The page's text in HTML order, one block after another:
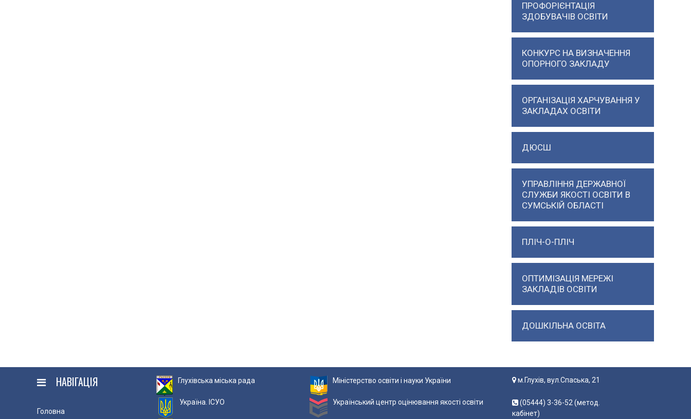
ПРОФОРІЄНТАЦІЯ
ЗДОБУВАЧІВ ОСВІТИ
КОНКУРС НА ВИЗНАЧЕННЯ
ОПОРНОГО ЗАКЛАДУ
ОРГАНІЗАЦІЯ ХАРЧУВАННЯ У
ЗАКЛАДАХ ОСВІТИ
ДЮСШ
УПРАВЛІННЯ ДЕРЖАВНОЇ
СЛУЖБИ ЯКОСТІ ОСВІТИ В
СУМСЬКІЙ ОБЛАСТІ
ПЛІЧ-О-ПЛІЧ
ОПТИМІЗАЦІЯ МЕРЕЖІ
ЗАКЛАДІВ ОСВІТИ
ДОШКІЛЬНА ОСВІТА
НАВІГАЦІЯ
Головна
Глухівська міська рада Міністерство освіти і науки України
Україна. ІСУО Український центр оцінювання якості освіти
м.Глухів, вул.Спаська, 21
(05444) 3-36-52 (метод.
кабінет)